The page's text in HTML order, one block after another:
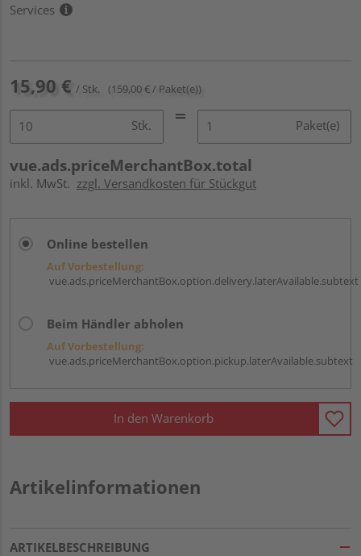
Services
15,90 € / Stk. (159,00 € / Paket(e))
Stk. Paket(e)
vue.ads.priceMerchantBox.total
inkl. MwSt. zzgl. Versandkosten für Stückgut
Online bestellen
Auf Vorbestellung:
vue.ads.priceMerchantBox.option.delivery.laterAvailable.subtext
Beim Händler abholen
Auf Vorbestellung:
vue.ads.priceMerchantBox.option.pickup.laterAvailable.subtext
In den Warenkorb
Artikelinformationen
ARTIKELBESCHREIBUNG